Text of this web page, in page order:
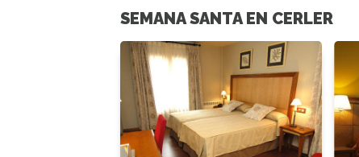
SEMANA SANTA EN CERLER